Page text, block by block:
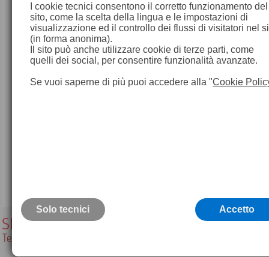
SDL200
Termometro / Datalogger SD a 4 Canali
I cookie tecnici consentono il corretto funzionamento del
sito, come la scelta della lingua e le impostazioni di
visualizzazione ed il controllo dei flussi di visitatori nel
(in forma anonima).
Il sito può anche utilizzare cookie di terze parti, come
quelli dei social, per consentire funzionalità avanzate.
Se vuoi saperne di più puoi accedere alla "Cookie
Solo tecnici Accetto